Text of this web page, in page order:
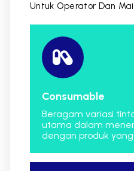
Untuk Operator Dan
Consumable
Beragam variasi
utama dalam
dengan produk